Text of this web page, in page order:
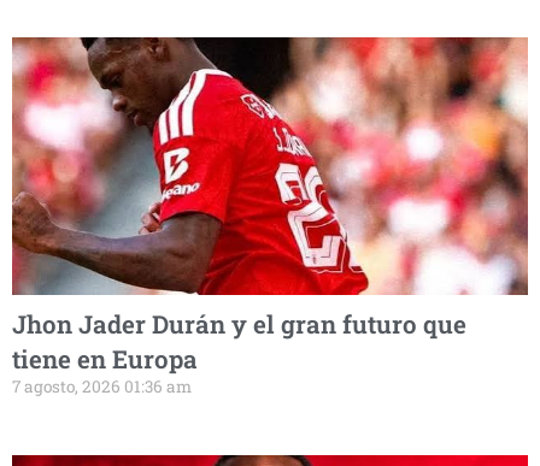
Jhon Jader Durán y el gran futuro que
tiene en Europa
7 agosto, 2026 01:36 am